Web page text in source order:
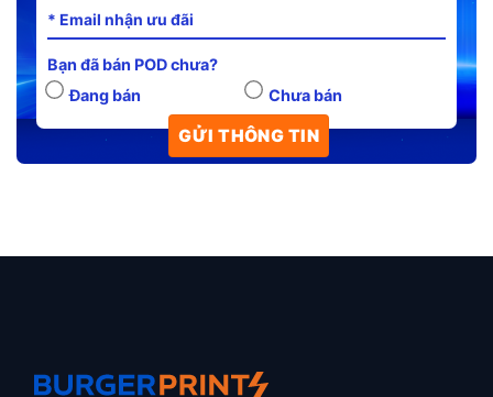
Bạn đã bán POD chưa?
Đang bán
Chưa bán